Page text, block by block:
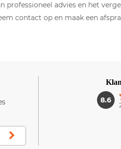
professioneel advies en het
contact op en maak een
8.6